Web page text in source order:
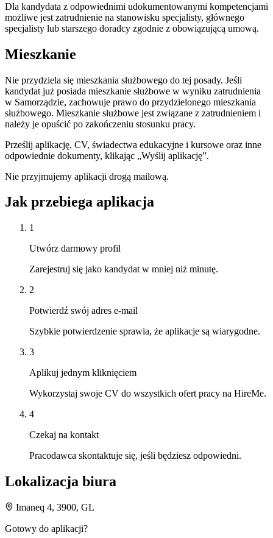
Dla kandydata z odpowiednimi udokumentowanymi kompetencjami
możliwe jest zatrudnienie na stanowisku specjalisty, głównego
specjalisty lub starszego doradcy zgodnie z obowiązującą umową.
Mieszkanie
Nie przydziela się mieszkania służbowego do tej posady. Jeśli
kandydat już posiada mieszkanie służbowe w wyniku zatrudnienia
w Samorządzie, zachowuje prawo do przydzielonego mieszkania
służbowego. Mieszkanie służbowe jest związane z zatrudnieniem i
należy je opuścić po zakończeniu stosunku pracy.
Prześlij aplikację, CV, świadectwa edukacyjne i kursowe oraz inne
odpowiednie dokumenty, klikając „Wyślij aplikację”.
Nie przyjmujemy aplikacji drogą mailową.
Jak przebiega aplikacja
1
Utwórz darmowy profil
Zarejestruj się jako kandydat w mniej niż minutę.
2
Potwierdź swój adres e-mail
Szybkie potwierdzenie sprawia, że aplikacje są wiarygodne.
3
Aplikuj jednym kliknięciem
Wykorzystaj swoje CV do wszystkich ofert pracy na HireMe.
4
Czekaj na kontakt
Pracodawca skontaktuje się, jeśli będziesz odpowiedni.
Lokalizacja biura
Imaneq 4, 3900, GL
Gotowy do aplikacji?